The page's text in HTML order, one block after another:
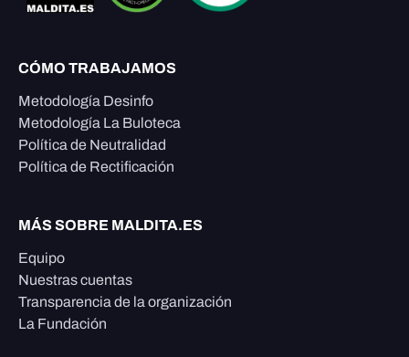
CÓMO TRABAJAMOS
Metodología Desinfo
Metodología La Buloteca
Política de Neutralidad
Política de Rectificación
MÁS SOBRE MALDITA.ES
Equipo
Nuestras cuentas
Transparencia de la organización
La Fundación